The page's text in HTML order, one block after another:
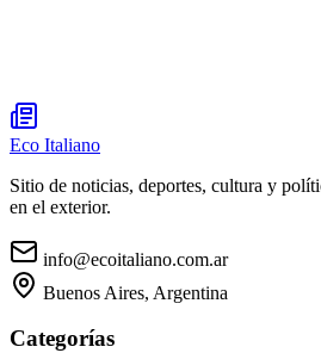
Eco Italiano
Sitio de noticias, deportes, cultura y
en el exterior.
info@ecoitaliano.com.ar
Buenos Aires, Argentina
Categorías